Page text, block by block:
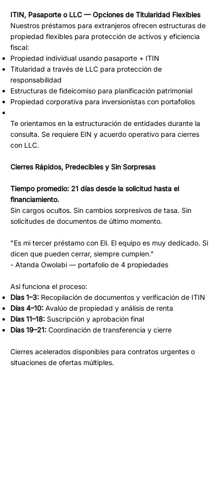
ITIN, Pasaporte o LLC — Opciones de Titularidad Flexibles
Nuestros préstamos para extranjeros ofrecen estructuras de
propiedad flexibles para protección de activos y eficiencia
fiscal:
Propiedad individual usando pasaporte + ITIN
Titularidad a través de LLC para protección de
responsabilidad
Estructuras de fideicomiso para planificación patrimonial
Propiedad corporativa para inversionistas con portafolios
Te orientamos en la estructuración de entidades durante la
consulta. Se requiere EIN y acuerdo operativo para cierres
con LLC.
Cierres Rápidos, Predecibles y Sin Sorpresas
Tiempo promedio: 21 días desde la solicitud hasta el
financiamiento.
Sin cargos ocultos. Sin cambios sorpresivos de tasa. Sin
solicitudes de documentos de último momento.
"Es mi tercer préstamo con Eli. El equipo es muy dedicado. Si
dicen que pueden cerrar, siempre cumplen."
- Atanda Owolabi — portafolio de 4 propiedades
Así funciona el proceso:
Días 1–3: Recopilación de documentos y verificación de ITIN
Días 4–10:Avalúo de propiedad y análisis de renta
Días 11–18:Suscripción y aprobación final
Días 19–21: Coordinación de transferencia y cierre
Cierres acelerados disponibles para contratos urgentes o
situaciones de ofertas múltiples.